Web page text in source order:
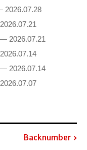
2026.07.28
— 2026.07.21
— 2026.07.14
Backnumber